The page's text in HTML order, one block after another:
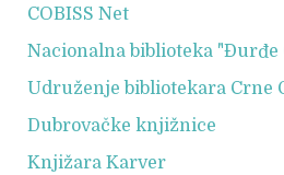
COBISS Net
Nacionalna biblioteka "Đurđe
Udruženje bibliotekara Crne
Dubrovačke knjižnice
Knjižara Karver